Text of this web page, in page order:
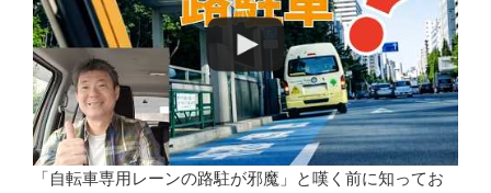
「自転車専用レーンの路駐が邪魔」と嘆く前に知ってお